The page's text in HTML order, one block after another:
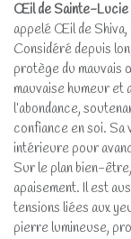
Œil de Sainte-
appelé Œil de Shiva,
Considéré depuis
protège du mauvais
mauvaise humeur et
l’abondance,
confiance en soi.
intérieure pour
Sur le plan bien-
apaisement. Il est
tensions liées aux
pierre lumineuse,